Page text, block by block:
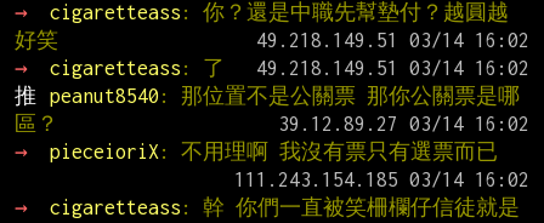
→
cigaretteass : 你？還是中職先幫墊付？越圓越
好笑
→
cigaretteass : 了
推
peanut8540 : 那位置不是公關票 那你公關票是哪
區？
→
pieceioriX : 不用理啊 我沒有票只有選票而已
→
cigaretteass : 幹 你們一直被笑柵欄仔信徒就是